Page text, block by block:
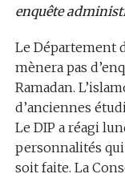
enquête
Le Département
mènera pas
Ramadan.
d’anciennes
Le DIP a réagi
personnalités
soit faite. La